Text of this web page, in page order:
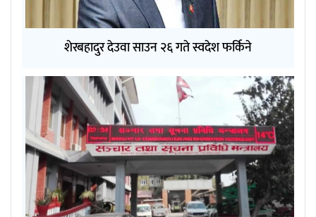
शेरबहादुर देउवा साउन २६ गते स्वदेश फर्किने